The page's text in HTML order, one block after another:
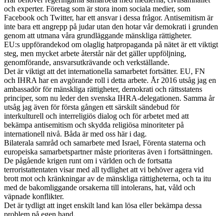
och experter. Företag som är stora inom sociala medier, som
Facebook och Twitter, har ett ansvar i dessa frågor. Antisemitism är
inte bara ett angrepp på judar utan den hotar vår demokrati i grunden
genom att utmana våra grundläggande mänskliga rättigheter.
EU:s uppförandekod om olaglig hatpropaganda på nätet är ett viktigt
steg, men mycket arbete återstår när det gäller uppföljning,
genomförande, ansvarsutkrävande och verkställande.
Det är viktigt att det internationella samarbetet fortsätter. EU, FN
och IHRA har en avgörande roll i detta arbete. År 2016 utsåg jag en
ambassadör för mänskliga rättigheter, demokrati och rättsstatens
principer, som nu leder den svenska IHRA-delegationen. Samma år
utsåg jag även för första gången ett särskilt sändebud för
interkulturell och interreligiös dialog och för arbetet med att
bekämpa antisemitism och skydda religiösa minoriteter på
internationell nivå. Båda är med oss här i dag.
Bilaterala samråd och samarbete med Israel, Förenta staterna och
europeiska samarbetspartner måste prioriteras även i fortsättningen.
De pågående krigen runt om i världen och de fortsatta
terroristattentaten visar med all tydlighet att vi behöver agera vid
brott mot och kränkningar av de mänskliga rättigheterna, och ta itu
med de bakomliggande orsakerna till intolerans, hat, våld och
väpnade konflikter.
Det är tydligt att inget enskilt land kan lösa eller bekämpa dessa
problem på egen hand.